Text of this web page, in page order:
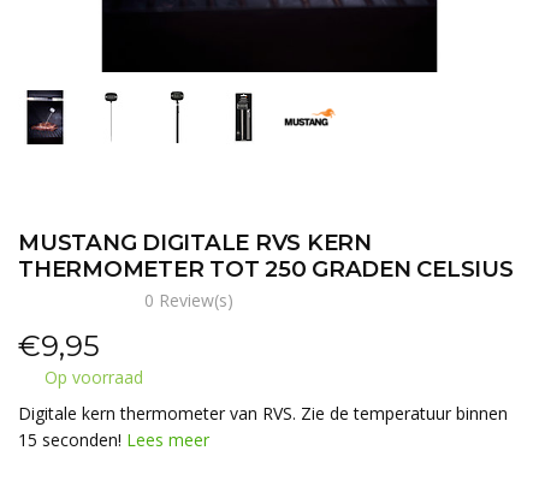
MUSTANG DIGITALE RVS KERN
THERMOMETER TOT 250 GRADEN CELSIUS
0 Review(s)
€9,95
Op voorraad
Digitale kern thermometer van RVS. Zie de temperatuur binnen
15 seconden! Lees meer